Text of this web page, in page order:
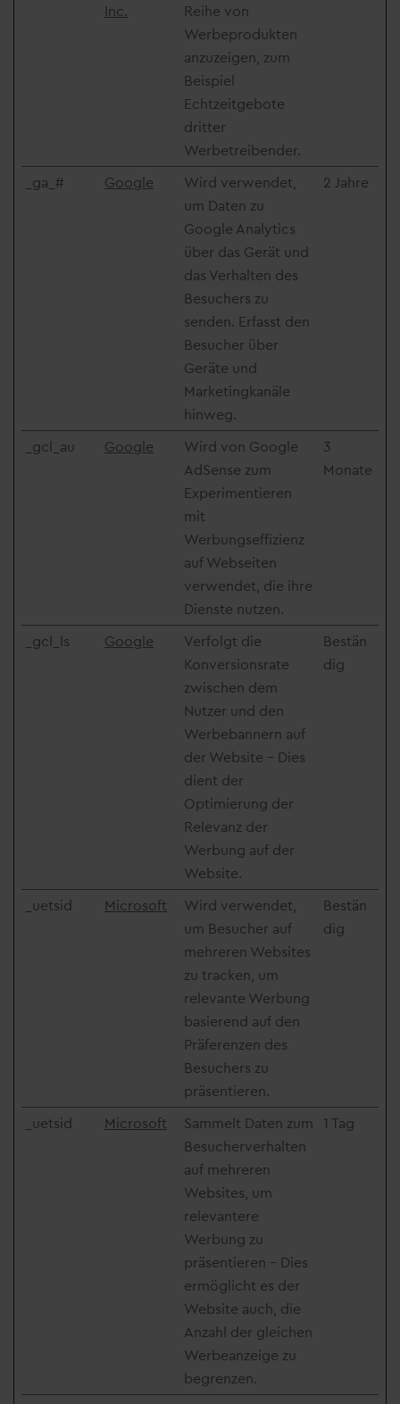
Inc.
Reihe von
Werbeprodukten
anzuzeigen, zum
Beispiel
Echtzeitgebote
dritter
Werbetreibender.
_ga_# Google
Wird verwendet,
um Daten zu
Google Analytics
über das Gerät und
das Verhalten des
Besuchers zu
senden. Erfasst den
Besucher über
Geräte und
Marketingkanäle
hinweg.
2 Jahre
_gcl_au Google
Wird von Google
AdSense zum
Experimentieren
mit
Werbungseffizienz
auf Webseiten
verwendet, die ihre
Dienste nutzen.
3
Monate
_gcl_ls Google
Verfolgt die
Konversionsrate
zwischen dem
Nutzer und den
Werbebannern auf
der Website - Dies
dient der
Optimierung der
Relevanz der
Werbung auf der
Website.
Bestän
dig
_uetsid Microsoft
Wird verwendet,
um Besucher auf
mehreren Websites
zu tracken, um
relevante Werbung
basierend auf den
Präferenzen des
Besuchers zu
präsentieren.
Bestän
dig
_uetsid Microsoft
Sammelt Daten zum
Besucherverhalten
auf mehreren
Websites, um
relevantere
Werbung zu
präsentieren - Dies
ermöglicht es der
Website auch, die
Anzahl der gleichen
Werbeanzeige zu
begrenzen.
1 Tag